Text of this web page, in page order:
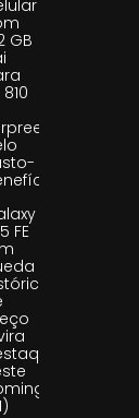
GB
810
FE